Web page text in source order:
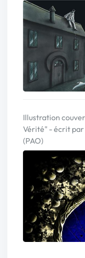
Illustration
Vérité" - écrit
(PAO)